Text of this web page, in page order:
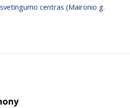
centras (Maironio g.